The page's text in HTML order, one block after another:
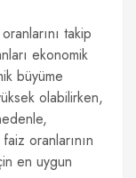
takip
ekonomik
büyüme
olabilirken,
oranlarının
en uygun